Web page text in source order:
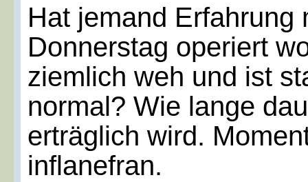
Hat jemand Erfahrung
Donnerstag operiert
ziemlich weh und ist
normal? Wie lange
erträglich wird.
inflanefran.